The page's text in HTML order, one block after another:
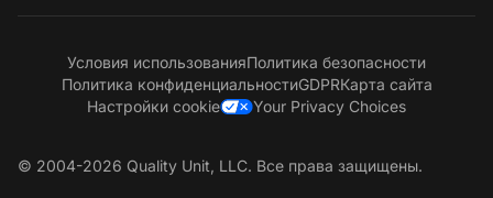
Условия использованияПолитика безопасности
Политика конфиденциальностиGDPRКарта сайта
Настройки cookie
Your Privacy Choices
© 2004-2026 Quality Unit, LLC. Все права защищены.